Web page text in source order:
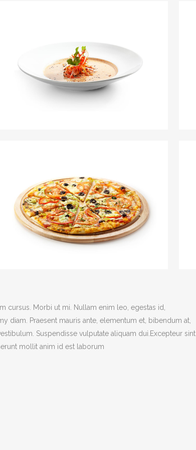
cursus. Morbi ut mi. Nullam enim leo, egestas id,
diam. Praesent mauris ante, elementum et, bibendum at,
Suspendisse vulputate aliquam dui.Excepteur sint
mollit anim id est laborum